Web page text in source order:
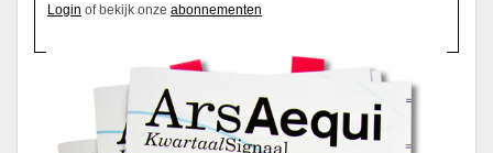
Login of bekijk onze abonnementen